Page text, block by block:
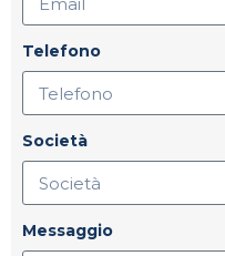
Telefono
Società
Messaggio